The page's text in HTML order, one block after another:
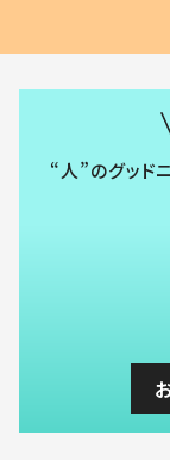
“人”のグッド